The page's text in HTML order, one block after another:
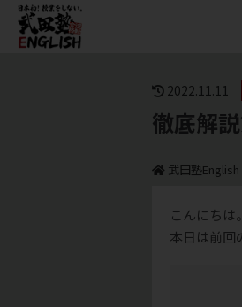
2022.11.11
徹底解
武田塾English
こんにちは
本日は前回